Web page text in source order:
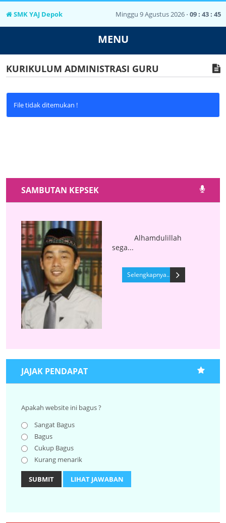
Minggu 9 Agustus 2026 ⋅ 09 : 43 : 45
SMK YAJ Depok
MENU
KURIKULUM ADMINISTRASI GURU
File tidak ditemukan !
SAMBUTAN KEPSEK
Alhamdulillah
sega...
Selengkapnya..
JAJAK PENDAPAT
Apakah website ini bagus ?
Sangat Bagus
Bagus
Cukup Bagus
Kurang menarik
SUBMIT LIHAT JAWABAN